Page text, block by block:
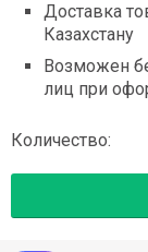
Доставка
Казахстану
Возможен
лиц при
Количество: